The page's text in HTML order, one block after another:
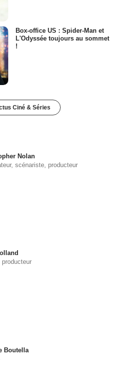
Box-office US : Spider-Man et
L'Odyssée toujours au sommet
!
Ciné & Séries
Nolan
scénariste, producteur
producteur
Boutella